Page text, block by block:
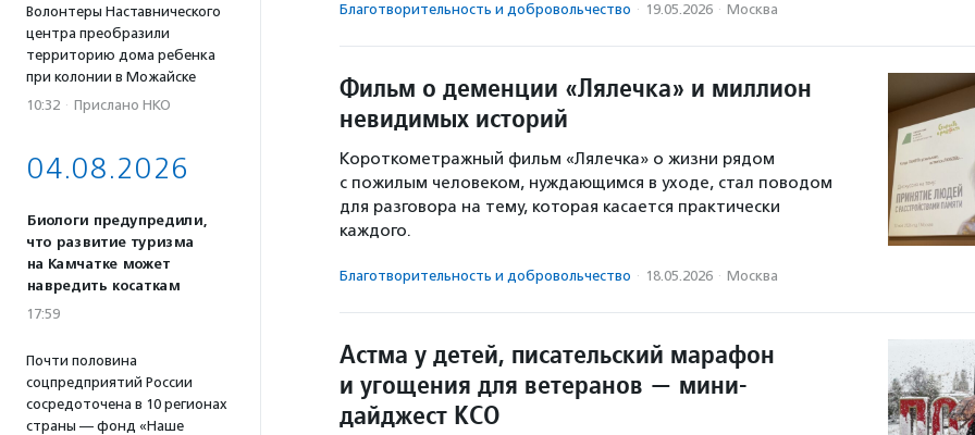
Волонтеры Наставнического
центра преобразили
территорию дома ребенка
при колонии в Можайске
10:32 · Прислано НКО
04.08.2026
Биологи предупредили,
что развитие туризма
на Камчатке может
навредить косаткам
17:59
Почти половина
соцпредприятий России
сосредоточена в 10 регионах
страны — фонд «Наше
Благотвори­тель­ность и доброволь­чест­во · 19.05.2026 · Москва
Фильм о деменции «Лялечка» и миллион
невидимых историй
Короткометражный фильм «Лялечка» о жизни рядом
с пожилым человеком, нуждающимся в уходе, стал поводом
для разговора на тему, которая касается практически
каждого.
Благотвори­тель­ность и доброволь­чест­во · 18.05.2026 · Москва
Астма у детей, писательский марафон
и угощения для ветеранов — мини-
дайджест КСО